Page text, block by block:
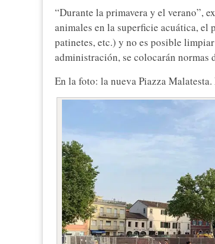
“Durante la primavera y el verano”,
animales en la superficie acuática,
patinetes, etc.) y no es posible
administración, se colocarán normas
En la foto: la nueva Piazza